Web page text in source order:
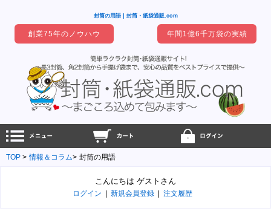
封筒の用語 | 封筒・紙袋通販.com
創業75年のノウハウ 年間1億6千万袋の実績
TOP 情報＆コラム 封筒の用語
こんにちは ゲストさん
ログイン 新規会員登録 注文履歴